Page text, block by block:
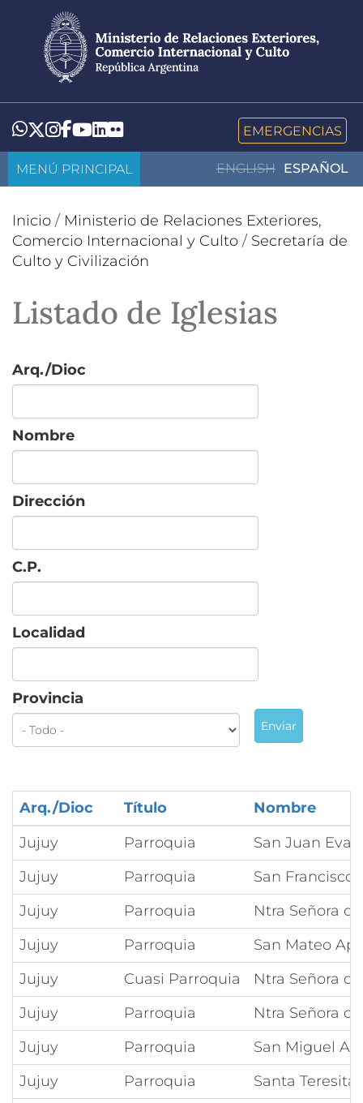
contenido
principal
Whatsapp
Twitter
Instagram
Facebook
YouTube
LinkedIn
Flickr EMERGENCIAS
ENGLISH ESPAÑOL
MENÚ PRINCIPAL
Inicio / Ministerio de Relaciones Exteriores,
Comercio Internacional y Culto / Secretaría de
Culto y Civilización
Listado de Iglesias
Arq./Dioc
Nombre
Dirección
C.P.
Localidad
Provincia
Enviar
Arq./Dioc Título
Nombre
Jujuy
Parroquia
San Juan
Jujuy
Parroquia
San Francisco
Jujuy
Parroquia
Ntra Señora
Jujuy
Parroquia
San Mateo
Jujuy
Cuasi Parroquia
Ntra Señora
Jujuy
Parroquia
Ntra Señora
Jujuy
Parroquia
San Miguel
Jujuy
Parroquia
Santa